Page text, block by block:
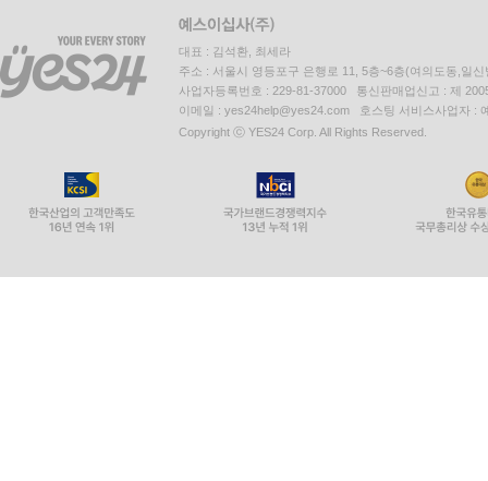
대표 : 김석환, 최세라
주소 : 서울시 영등포구 은행로 11, 5층~6층(여의도동,일신
사업자등록번호 : 229-81-37000 통신판매업신고 : 제
이메일 : yes24help@yes24.com 호스팅 서비스사업자 :
Copyright ⓒ YES24 Corp. All Rights Reserved.